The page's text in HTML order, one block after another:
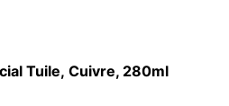
Tuile, Cuivre, 280ml